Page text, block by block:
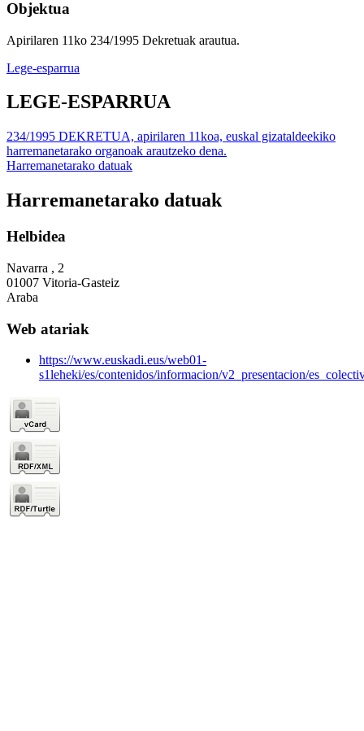
Objektua
Apirilaren 11ko 234/1995 Dekretuak arautua.
Lege-esparrua
LEGE-ESPARRUA
234/1995 DEKRETUA, apirilaren 11koa, euskal gizataldeekiko
harremanetarako organoak arautzeko dena.
Harremanetarako datuak
Harremanetarako datuak
Helbidea
Navarra , 2
01007 Vitoria-Gasteiz
Araba
Web atariak
https://www.euskadi.eus/web01-
s1leheki/es/contenidos/informacion/v2_presentacion/